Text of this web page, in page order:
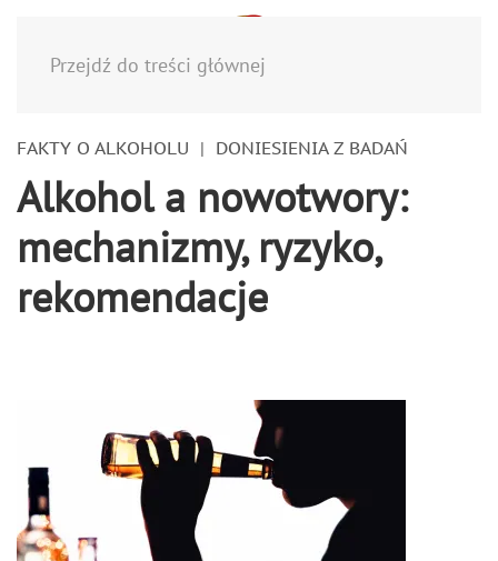
Przejdź do treści głównej
FAKTY O ALKOHOLU DONIESIENIA Z BADAŃ
Alkohol a nowotwory:
mechanizmy, ryzyko,
rekomendacje